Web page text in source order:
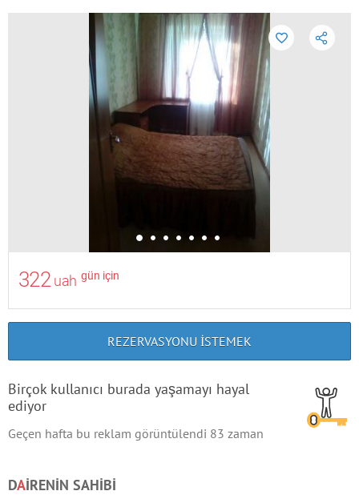
322 uah gün için
REZERVASYONU ISTEMEK
Birçok kullanıcı burada yaşamayı hayal
ediyor
Geçen hafta bu reklam görüntülendi 83 zaman
DAIRENIN SAHIBI